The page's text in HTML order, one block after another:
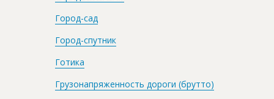
Город-сад
Город-спутник
Готика
Грузонапряженность дороги (брутто)